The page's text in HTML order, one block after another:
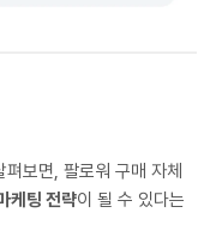
보면, 팔로워 구매 자체
케팅 전략이 될 수 있다는